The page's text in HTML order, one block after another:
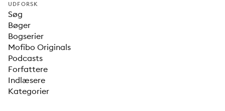
UDFORSK
Søg
Bøger
Bogserier
Mofibo Originals
Podcasts
Forfattere
Indlæsere
Kategorier